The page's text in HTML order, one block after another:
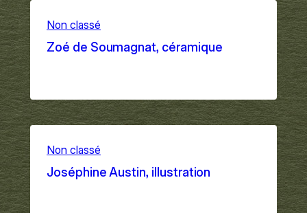
Non classé
Zoé de Soumagnat, céramique
Non classé
Joséphine Austin, illustration